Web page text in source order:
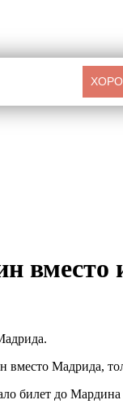
вместо
Мадрида,
билет до